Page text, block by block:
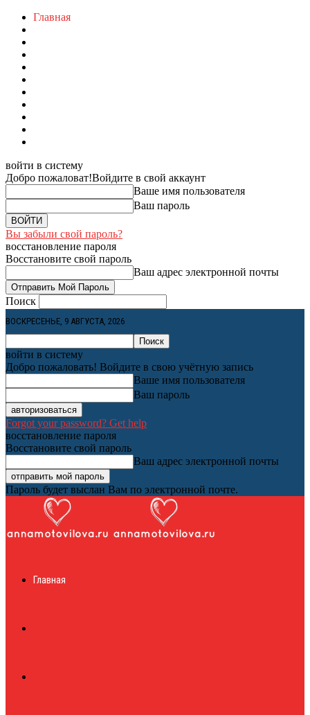
Главная
войти в систему
Добро пожаловат!Войдите в свой аккаунт
Ваше имя пользователя
Ваш пароль
Вы забыли свой пароль?
восстановление пароля
Восстановите свой пароль
Ваш адрес электронной почты
Поиск
ВОСКРЕСЕНЬЕ, 9 АВГУСТА, 2026
войти в систему
Добро пожаловать! Войдите в свою учётную запись
Ваше имя пользователя
Ваш пароль
Forgot your password? Get help
восстановление пароля
Восстановите свой пароль
Ваш адрес электронной почты
Пароль будет выслан Вам по электронной почте.
журналГлавная